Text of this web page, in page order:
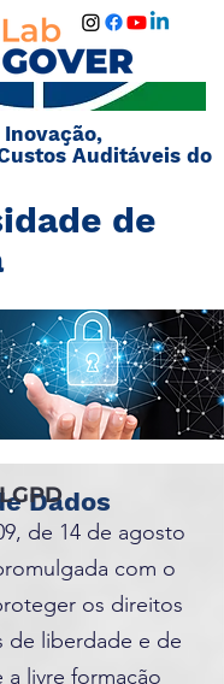
Auditáveis do
de
Dados
de 14 de agosto
com o
os direitos
de liberdade e de
a livre formação